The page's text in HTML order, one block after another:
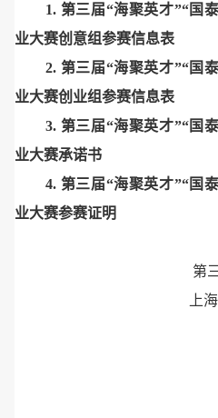
1. 第三届“海聚英才”“国
业大赛创意组参赛信息表
2. 第三届“海聚英才”“国
业大赛创业组参赛信息表
3. 第三届“海聚英才”“国
业大赛承诺书
4. 第三届“海聚英才”“国
业大赛参赛证明
第
上